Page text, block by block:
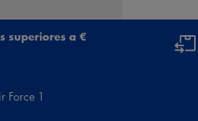
superiores a €
Force 1